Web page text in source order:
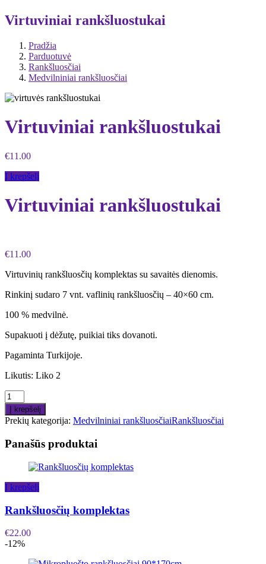
Virtuviniai rankšluostukai
Pradžia
Parduotuvė
Rankšluosčiai
Medvilniniai rankšluosčiai
Virtuviniai rankšluostukai
€11.00
Į krepšelį
Virtuviniai rankšluostukai
€11.00
Virtuvinių rankšluosčių komplektas su savaitės dienomis.
Rinkinį sudaro 7 vnt. vaflinių rankšluosčių – 40×60 cm.
100 % medvilnė.
Supakuoti į dėžutę, puikiai tiks dovanoti.
Pagaminta Turkijoje.
Likutis: Liko 2
Į krepšelį
Prekių kategorija: Medvilniniai rankšluosčiaiRankšluosčiai
Panašūs produktai
Į krepšelį
Rankšluosčių komplektas
€22.00
-12%